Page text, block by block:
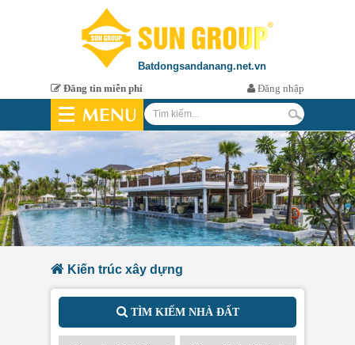
Batdongsandanang.net.vn
Đăng nhập
Đăng tin miễn phí
MENU
Chung Cư - SunHomme
Kiến trúc xây dựng
TÌM KIẾM NHÀ ĐẤT